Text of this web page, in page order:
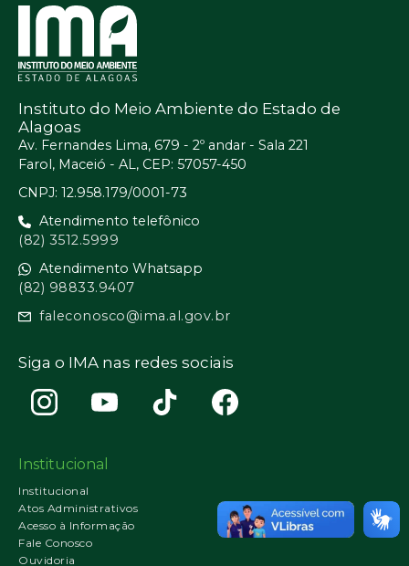
Instituto do Meio Ambiente do Estado de
Alagoas
Av. Fernandes Lima, 679 - 2º andar - Sala 221
Farol, Maceió - AL, CEP: 57057-450
CNPJ: 12.958.179/0001-73
Atendimento telefônico
(82) 3512.5999
Atendimento Whatsapp
(82) 98833.9407
faleconosco@ima.al.gov.br
Siga o IMA nas redes sociais
Institucional
Institucional
Atos Administrativos
Acesso à Informação
Fale Conosco
Ouvidoria